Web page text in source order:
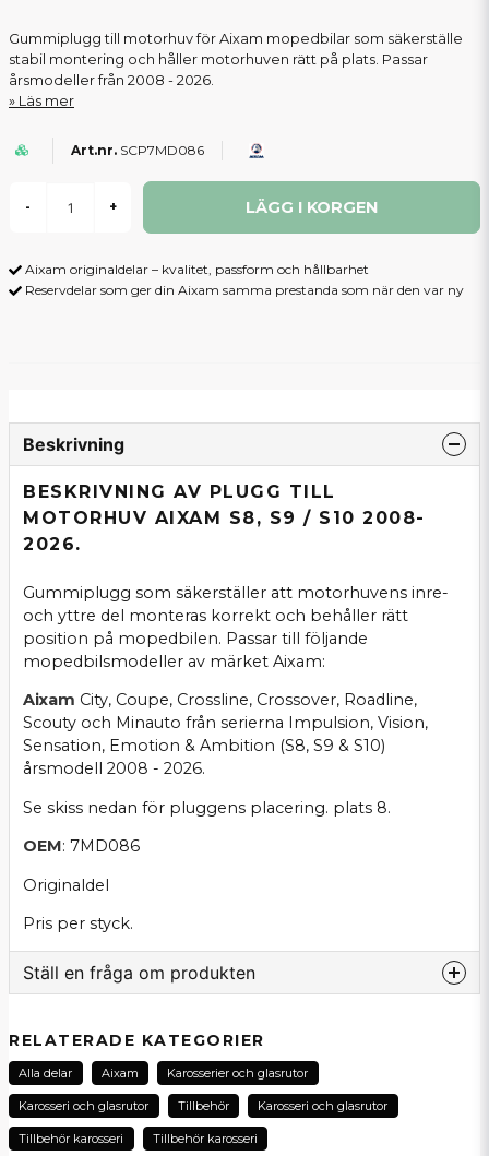
Gummiplugg till motorhuv för Aixam mopedbilar som säkerställe
stabil montering och håller motorhuven rätt på plats. Passar
årsmodeller från 2008 - 2026.
Läs mer
SCP7MD086
- + LÄGG I KORGEN
Aixam originaldelar – kvalitet, passform och hållbarhet
Reservdelar som ger din Aixam samma prestanda som när den var ny
Beskrivning
BESKRIVNING AV PLUGG TILL
MOTORHUV AIXAM S8, S9 / S10 2008-
2026.
Gummiplugg som säkerställer att motorhuvens inre-
och yttre del monteras korrekt och behåller rätt
position på mopedbilen. Passar till följande
mopedbilsmodeller av märket Aixam:
Aixam City, Coupe, Crossline, Crossover, Roadline,
Scouty och Minauto från serierna Impulsion, Vision,
Sensation, Emotion & Ambition (S8, S9 & S10)
årsmodell 2008 - 2026.
Se skiss nedan för pluggens placering. plats 8.
OEM: 7MD086
Originaldel
Pris per styck.
Ställ en fråga om produkten
Fråga oss om denna produkt...
name
Namn
RELATERADE KATEGORIER
Alla delar Aixam Karosserier och glasrutor
Karosseri och glasrutor Tillbehör Karosseri och glasrutor
Tillbehör karosseri Tillbehör karosseri